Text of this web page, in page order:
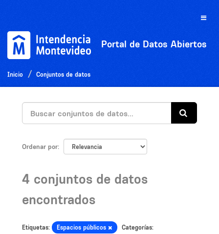
Toggle
Portal de Datos Abiertos
Inicio Conjuntos de datos
Ordenar por
4 conjuntos de datos
encontrados
Etiquetas: Espacios públicos Categorías: